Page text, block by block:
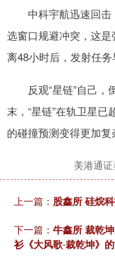
中科宇航迅速回击
选窗口规避冲突，这
离48小时后，发射任务
反观“星链”自己，
末，“星链”在轨卫星
的碰撞预测变得更加复
美港通
上一篇： 股鑫所 硅烷
下一篇： 牛鑫所 裁乾
衫《大风歌·裁乾坤》